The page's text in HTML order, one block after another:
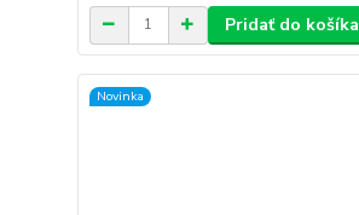
Pridať do košíka
Novinka